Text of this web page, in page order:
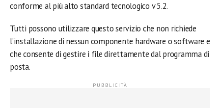
conforme al più alto standard tecnologico v 5.2.
Tutti possono utilizzare questo servizio che non richiede
l’installazione di nessun componente hardware o software e
che consente di gestire i file direttamente dal programma di
posta.